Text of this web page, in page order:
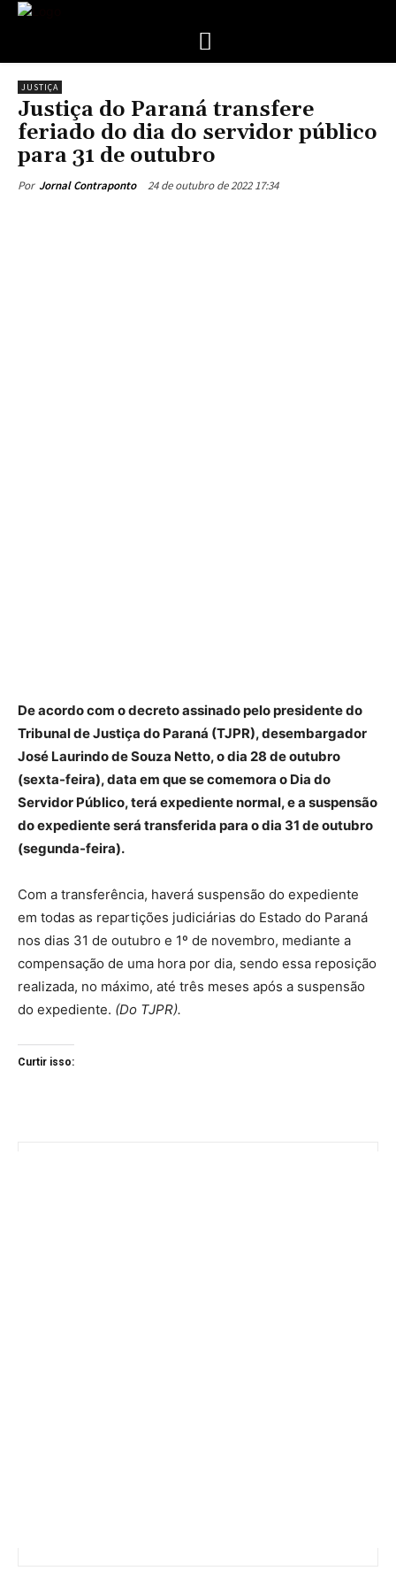
JUSTIÇA
Justiça do Paraná transfere
feriado do dia do servidor público
para 31 de outubro
Por Jornal Contraponto 24 de outubro de 2022 17:34
De acordo com o decreto assinado pelo presidente do
Tribunal de Justiça do Paraná (TJPR), desembargador
José Laurindo de Souza Netto, o dia 28 de outubro
(sexta-feira), data em que se comemora o Dia do
Servidor Público, terá expediente normal, e a suspensão
do expediente será transferida para o dia 31 de outubro
(segunda-feira).
Com a transferência, haverá suspensão do expediente
em todas as repartições judiciárias do Estado do Paraná
nos dias 31 de outubro e 1º de novembro, mediante a
compensação de uma hora por dia, sendo essa reposição
realizada, no máximo, até três meses após a suspensão
do expediente. (Do TJPR).
Curtir isso: